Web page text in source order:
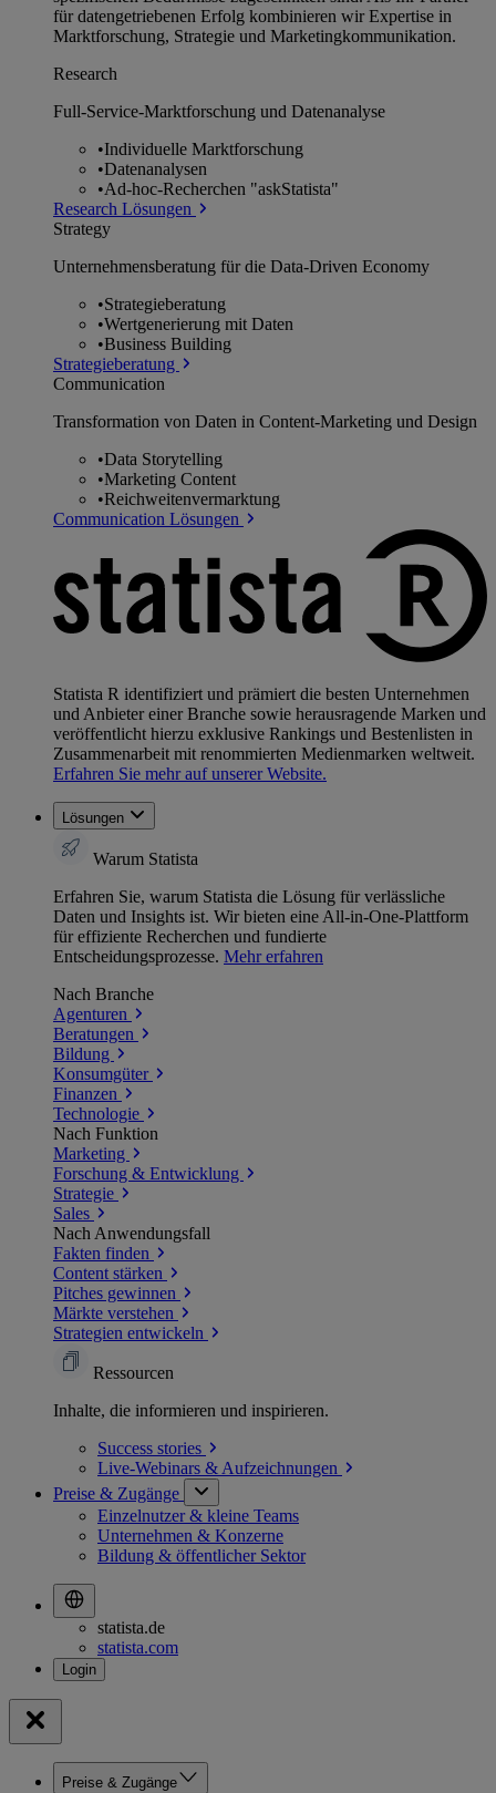
für datengetriebenen Erfolg kombinieren wir Expertise in
Marktforschung, Strategie und Marketingkommunikation.
Research
Full-Service-Marktforschung und Datenanalyse
•Individuelle Marktforschung
•Datenanalysen
•Ad-hoc-Recherchen "askStatista"
Research Lösungen
Strategy
Unternehmens­beratung für die Data-Driven Economy
•Strategieberatung
•Wertgenerierung mit Daten
•Business Building
Strategieberatung
Communication
Transformation von Daten in Content-Marketing und Design
•Data Storytelling
•Marketing Content
•Reichweitenvermarktung
Communication Lösungen
Statista R identifiziert und prämiert die besten Unternehmen
und Anbieter einer Branche sowie herausragende Marken und
veröffentlicht hierzu exklusive Rankings und Bestenlisten in
Zusammenarbeit mit renommierten Medienmarken weltweit.
Erfahren Sie mehr auf unserer Website.
Lösungen
Warum Statista
Erfahren Sie, warum Statista die Lösung für verlässliche
Daten und Insights ist. Wir bieten eine All-in-One-Plattform
für effiziente Recherchen und fundierte
Entscheidungsprozesse. Mehr erfahren
Nach Branche
Agenturen
Beratungen
Bildung
Konsumgüter
Finanzen
Technologie
Nach Funktion
Marketing
Forschung & Entwicklung
Strategie
Sales
Nach Anwendungsfall
Fakten finden
Content stärken
Pitches gewinnen
Märkte verstehen
Strategien entwickeln
Ressourcen
Inhalte, die informieren und inspirieren.
Success stories
Live-Webinars & Aufzeichnungen
Preise & Zugänge
Einzelnutzer & kleine Teams
Unternehmen & Konzerne
Bildung & öffentlicher Sektor
statista.de
statista.com
Preise & Zugänge